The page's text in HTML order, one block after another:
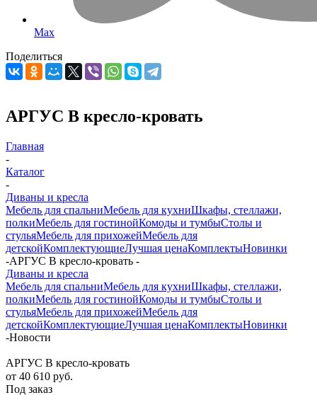
Max
Поделиться
АРГУС В кресло-кровать
Главная
-
Каталог
-
Диваны и кресла
Мебель для спальниМебель для кухниШкафы, стеллажи,
полкиМебель для гостинойКомоды и тумбыСтолы и
стульяМебель для прихожейМебель для
детскойКомплектующиеЛучшая ценаКомплектыНовинки
-АРГУС В кресло-кровать -
Диваны и кресла
Мебель для спальниМебель для кухниШкафы, стеллажи,
полкиМебель для гостинойКомоды и тумбыСтолы и
стульяМебель для прихожейМебель для
детскойКомплектующиеЛучшая ценаКомплектыНовинки
-Новости
АРГУС В кресло-кровать
от 40 610 руб.
Под заказ